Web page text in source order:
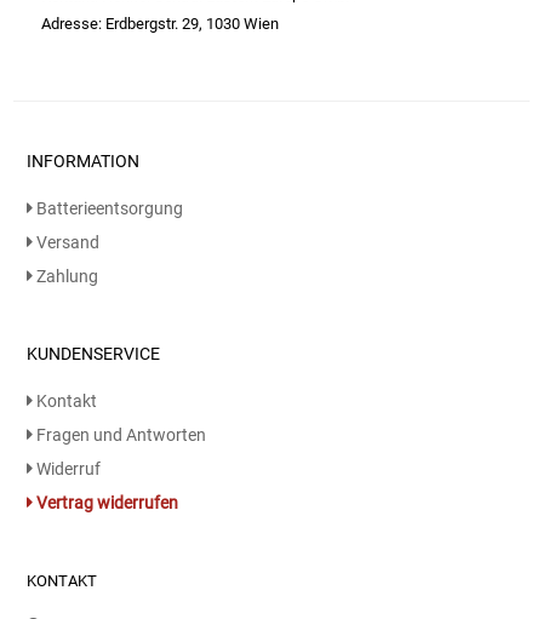
Garten
Gewürze
Gläser
Haushaltshelfer
Isotonische / Energy / Eiskaffee
Kaffee
Adresse: Erdbergstr. 29, 1030 Wien
INFORMATION
Batterieentsorgung
Versand
Zahlung
KUNDENSERVICE
Kontakt
Fragen und Antworten
Widerruf
Vertrag widerrufen
KONTAKT